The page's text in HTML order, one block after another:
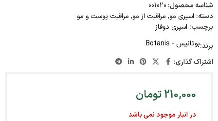
شناسه محصول: 001020
دسته: اسپری مو, مراقبت از مو, مراقبت پوست و مو
برچسب: اسپری دوفاز
برند:بوتانیس - Botanis
اشتراک گذاری:
210,000تومان
در انبار موجود نمی باشد